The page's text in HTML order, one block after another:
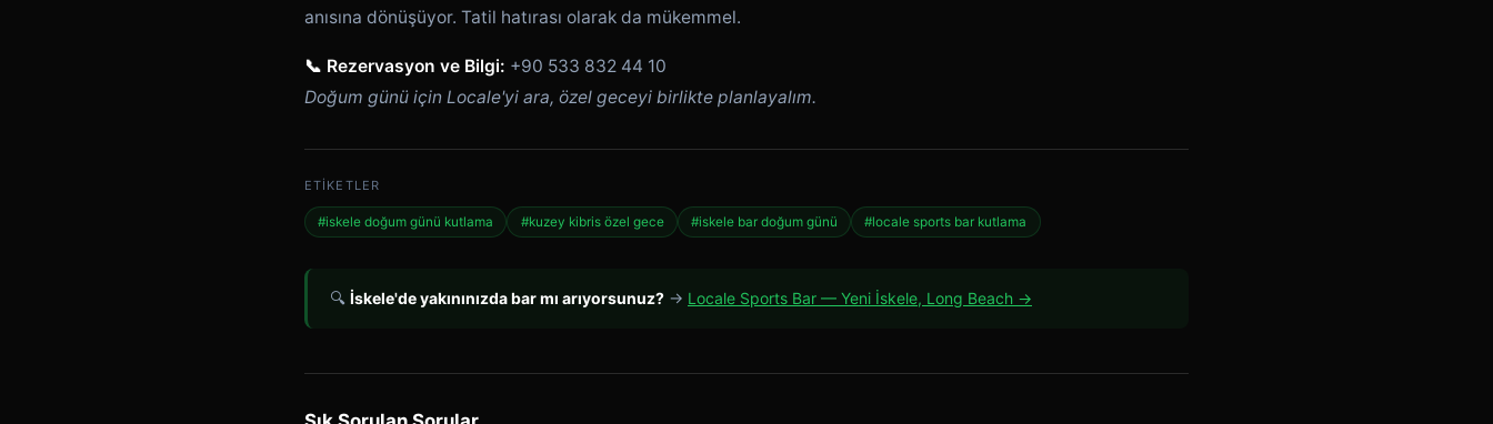
anısına dönüşüyor. Tatil hatırası olarak da mükemmel.
📞 Rezervasyon ve Bilgi: +90 533 832 44 10
Doğum günü için Locale'yi ara, özel geceyi birlikte planlayalım.
ETIKETLER
#iskele doğum günü kutlama #kuzey kibris özel gece #iskele bar doğum günü #locale sports bar kutlama
🔍 İskele'de yakınınızda bar mı arıyorsunuz? → Locale Sports Bar — Yeni İskele, Long Beach →